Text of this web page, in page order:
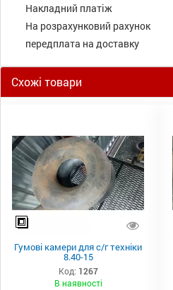
Накладний платіж
На розрахунковий рахунок
передплата на доставку
Схожі товари
Гумові камери для с/г техніки
8.40-15
Код: 1267
В наявності